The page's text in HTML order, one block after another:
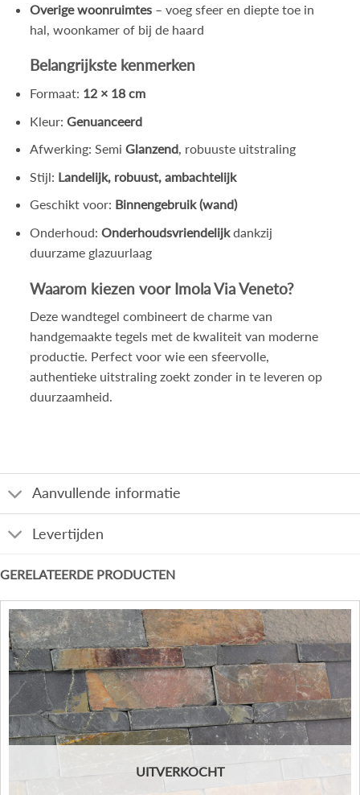
Overige woonruimtes– voeg sfeer en diepte toe in
hal, woonkamer of bij de haard
Belangrijkste kenmerken
Formaat: 12 × 18 cm
Kleur: Genuanceerd
Afwerking: Semi Glanzend, robuuste uitstraling
Stijl: Landelijk, robuust, ambachtelijk
Geschikt voor: Binnengebruik (wand)
Onderhoud: Onderhoudsvriendelijkdankzij
duurzame glazuurlaag
Waarom kiezen voor Imola Via Veneto?
Deze wandtegel combineert de charme van
handgemaakte tegels met de kwaliteit van moderne
productie. Perfect voor wie een sfeervolle,
authentieke uitstraling zoekt zonder in te leveren op
duurzaamheid.
Aanvullende informatie
Levertijden
GERELATEERDE PRODUCTEN
UITVERKOCHT